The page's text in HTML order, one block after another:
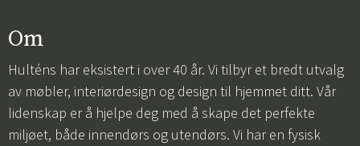
Om
Hulténs har eksistert i over 40 år. Vi tilbyr et bredt utvalg
av møbler, interiørdesign og design til hjemmet ditt. Vår
lidenskap er å hjelpe deg med å skape det perfekte
miljøet, både innendørs og utendørs. Vi har en fysisk